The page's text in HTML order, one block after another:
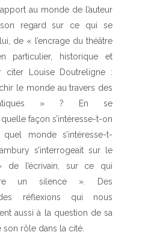
au monde de l’auteur
son regard sur ce qui se
de « l’encrage du théâtre
particulier, historique et
citer Louise Doutreligne :
le monde au travers des
» ? En se
façon s’intéresse-t-on
monde s’intéresse-t-
s’interrogeait sur le
l’écrivain, sur ce qui
un silence ». Des
réflexions qui nous
aussi à la question de sa
son rôle dans la cité.